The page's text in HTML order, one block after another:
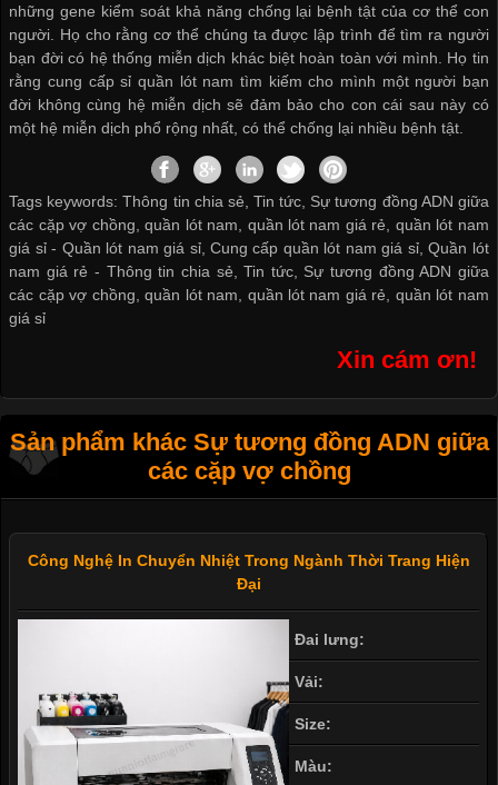
những gene kiểm soát khả năng chống lại bệnh tật của cơ thể con
người. Họ cho rằng cơ thể chúng ta được lập trình để tìm ra người
bạn đời có hệ thống miễn dịch khác biệt hoàn toàn với mình. Họ tin
rằng cung cấp sỉ quần lót nam tìm kiếm cho mình một người bạn
đời không cùng hệ miễn dịch sẽ đảm bảo cho con cái sau này có
một hệ miễn dịch phổ rộng nhất, có thể chống lại nhiều bệnh tật.
Tags keywords: Thông tin chia sẻ, Tin tức, Sự tương đồng ADN giữa
các cặp vợ chồng, quần lót nam, quần lót nam giá rẻ, quần lót nam
giá sỉ - Quần lót nam giá sỉ,Cung cấp quần lót nam giá sỉ,Quần lót
nam giá rẻ - Thông tin chia sẻ,Tin tức, Sự tương đồng ADN giữa
các cặp vợ chồng,quần lót nam, quần lót nam giá rẻ, quần lót nam
giá sỉ
Xin cám ơn!
Sản phẩm khác Sự tương đồng ADN giữa
các cặp vợ chồng
Công Nghệ In Chuyển Nhiệt Trong Ngành Thời Trang Hiện
Đại
Đai lưng:
Vải:
Size:
Màu: